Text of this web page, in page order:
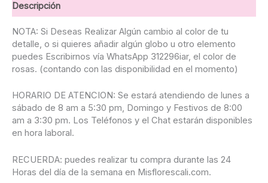
Descripción
NOTA: Si Deseas Realizar Algún cambio al color de tu
detalle, o si quieres añadir algún globo u otro elemento
puedes Escribirnos vía WhatsApp 312296iar, el color de
rosas. (contando con las disponibilidad en el momento)
HORARIO DE ATENCION: Se estará atendiendo de lunes a
sábado de 8 am a 5:30 pm, Domingo y Festivos de 8:00
am a 3:30 pm. Los Teléfonos y el Chat estarán disponibles
en hora laboral.
RECUERDA: puedes realizar tu compra durante las 24
Horas del día de la semana en Misflorescali.com.